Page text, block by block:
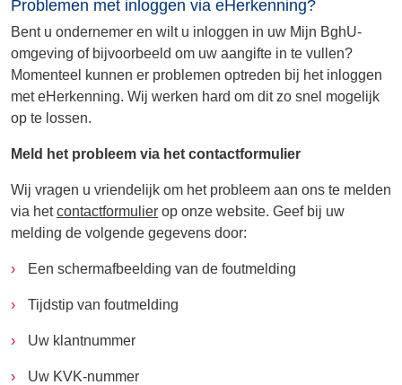
Problemen met inloggen via eHerkenning?
Bent u ondernemer en wilt u inloggen in uw Mijn BghU-
omgeving of bijvoorbeeld om uw aangifte in te vullen?
Momenteel kunnen er problemen optreden bij het inloggen
met eHerkenning. Wij werken hard om dit zo snel mogelijk
op te lossen.
Meld het probleem via het contactformulier
Wij vragen u vriendelijk om het probleem aan ons te melden
via hetcontactformulier op onze website. Geef bij uw
melding de volgende gegevens door:
Een schermafbeelding van de foutmelding
Tijdstip van foutmelding
Uw klantnummer
Uw KVK-nummer